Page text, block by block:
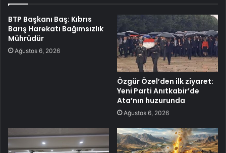
BTP Başkanı Baş: Kıbrıs
Barış Harekatı Bağımsızlık
Mührüdür
Ağustos 6, 2026
Özgür Özel’den ilk ziyaret:
Yeni Parti Anıtkabir’de
Ata’nın huzurunda
Ağustos 6, 2026